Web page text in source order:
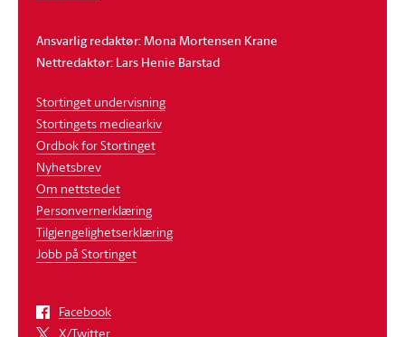
Ansvarlig redaktør: Mona Mortensen Krane
Nettredaktør: Lars Henie Barstad
Stortinget undervisning
Stortingets mediearkiv
Ordbok for Stortinget
Nyhetsbrev
Om nettstedet
Personvernerklæring
Tilgjengelighetserklæring
Jobb på Stortinget
Facebook
X/Twitter